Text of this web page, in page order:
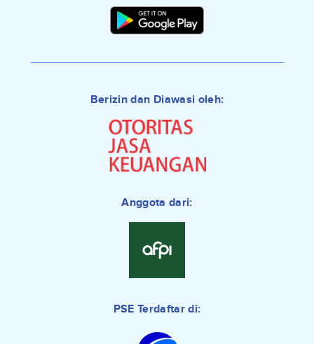
Berizin dan Diawasi oleh:
Anggota dari:
PSE Terdaftar di: